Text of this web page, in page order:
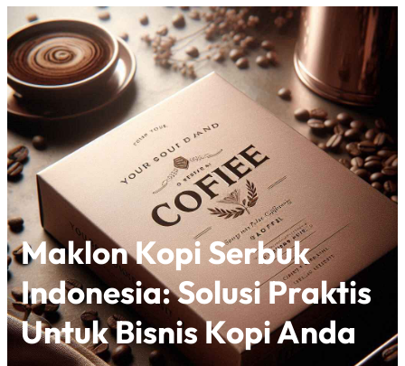
Maklon Kopi Serbuk
Indonesia: Solusi Praktis
Untuk Bisnis Kopi Anda